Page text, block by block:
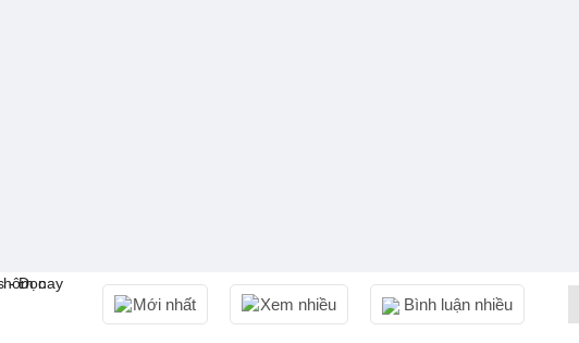
Mới nhất Xem nhiều Bình luận nhiều